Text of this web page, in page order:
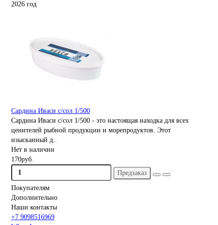
2026 год
Сардина Иваси с/cол 1/500
Сардина Иваси с/cол 1/500 - это настоящая находка для всех
ценителей рыбной продукции и морепродуктов. Этот
изысканный д..
Нет в наличии
170руб.
Предзаказ
Покупателям
Дополнительно
Наши контакты
+7 9098516969